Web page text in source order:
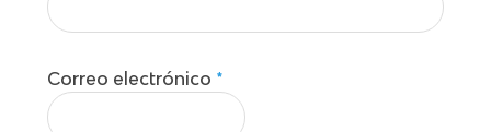
Correo electrónico *